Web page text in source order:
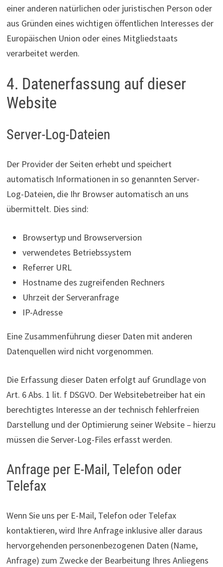
einer anderen natürlichen oder juristischen Person oder
aus Gründen eines wichtigen öffentlichen Interesses der
Europäischen Union oder eines Mitgliedstaats
verarbeitet werden.
4. Datenerfassung auf dieser
Website
Server-Log-Dateien
Der Provider der Seiten erhebt und speichert
automatisch Informationen in so genannten Server-
Log-Dateien, die Ihr Browser automatisch an uns
übermittelt. Dies sind:
Browsertyp und Browserversion
verwendetes Betriebssystem
Referrer URL
Hostname des zugreifenden Rechners
Uhrzeit der Serveranfrage
IP-Adresse
Eine Zusammenführung dieser Daten mit anderen
Datenquellen wird nicht vorgenommen.
Die Erfassung dieser Daten erfolgt auf Grundlage von
Art. 6 Abs. 1 lit. f DSGVO. Der Websitebetreiber hat ein
berechtigtes Interesse an der technisch fehlerfreien
Darstellung und der Optimierung seiner Website – hierzu
müssen die Server-Log-Files erfasst werden.
Anfrage per E-Mail, Telefon oder
Telefax
Wenn Sie uns per E-Mail, Telefon oder Telefax
kontaktieren, wird Ihre Anfrage inklusive aller daraus
hervorgehenden personenbezogenen Daten (Name,
Anfrage) zum Zwecke der Bearbeitung Ihres Anliegens